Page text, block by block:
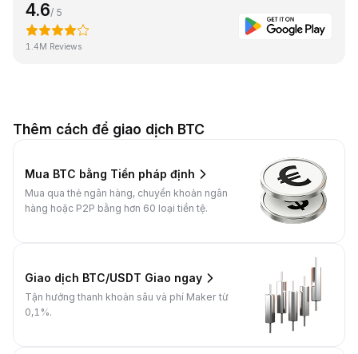
4.6/ 5
1.4M Reviews
Thêm cách để giao dịch BTC
Mua BTC bằng Tiền pháp định
Mua qua thẻ ngân hàng, chuyển khoản ngân
hàng hoặc P2P bằng hơn 60 loại tiền tệ.
Giao dịch BTC/USDT Giao ngay
Tận hưởng thanh khoản sâu và phí Maker từ
0,1%.